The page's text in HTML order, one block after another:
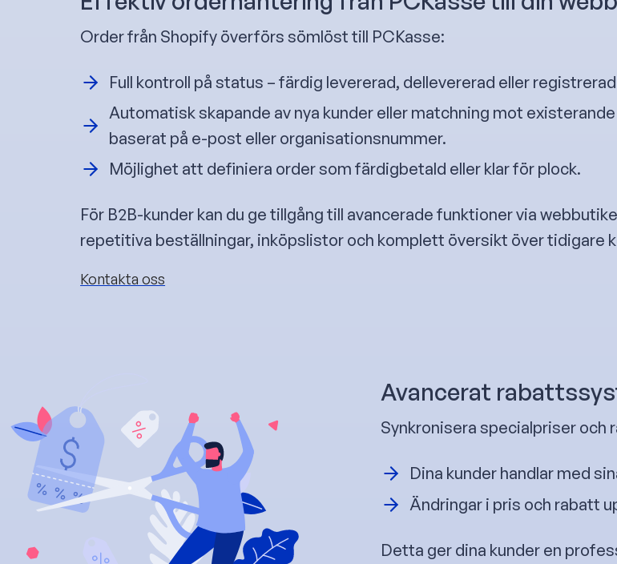
Order från Shopify överförs sömlöst till PCKasse:
Full kontroll på status – färdig levererad, dellevererad eller
Automatisk skapande av nya kunder eller matchning mot
baserat på e-post eller organisationsnummer.
Möjlighet att definiera order som färdigbetald eller klar för plock.
För B2B-kunder kan du ge tillgång till avancerade funktioner via
repetitiva beställningar, inköpslistor och komplett översikt över tidigare
Kontakta oss
Avancerat
Synkronisera specialpriser och
Dina kunder handlar med
Ändringar i pris och rabatt
Detta ger dina kunder en